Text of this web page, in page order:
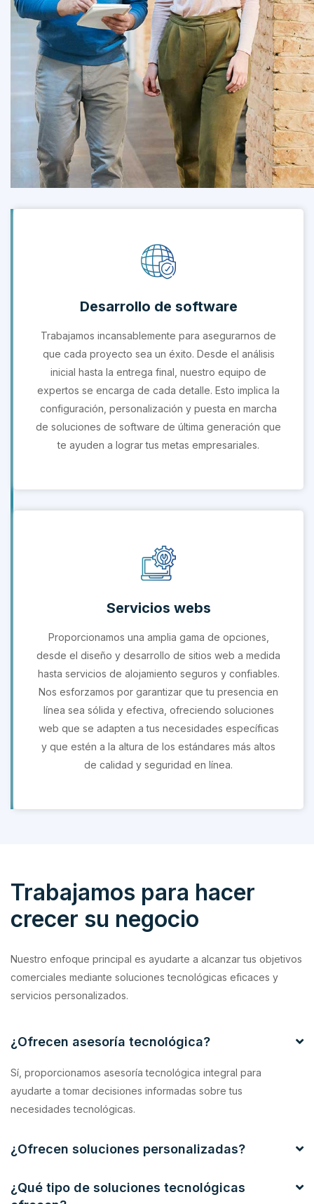
Desarrollo de software
Trabajamos incansablemente para asegurarnos de
que cada proyecto sea un éxito. Desde el análisis
inicial hasta la entrega final, nuestro equipo de
expertos se encarga de cada detalle. Esto implica la
configuración, personalización y puesta en marcha
de soluciones de software de última generación que
te ayuden a lograr tus metas empresariales.
Servicios webs
Proporcionamos una amplia gama de opciones,
desde el diseño y desarrollo de sitios web a medida
hasta servicios de alojamiento seguros y confiables.
Nos esforzamos por garantizar que tu presencia en
línea sea sólida y efectiva, ofreciendo soluciones
web que se adapten a tus necesidades específicas
y que estén a la altura de los estándares más altos
de calidad y seguridad en línea.
Trabajamos para hacer
crecer su negocio
Nuestro enfoque principal es ayudarte a alcanzar tus objetivos
comerciales mediante soluciones tecnológicas eficaces y
servicios personalizados.
¿Ofrecen asesoría tecnológica?
Sí, proporcionamos asesoría tecnológica integral para
ayudarte a tomar decisiones informadas sobre tus
necesidades tecnológicas.
¿Ofrecen soluciones personalizadas?
¿Qué tipo de soluciones tecnológicas